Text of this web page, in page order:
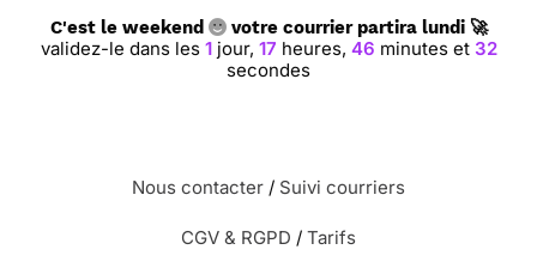
C'est le weekend votre courrier partira lundi 🚀
validez-le dans les1 jour,17 heures,46 minutes et31
secondes
Nous contacter / Suivi courriers
CGV & RGPD / Tarifs